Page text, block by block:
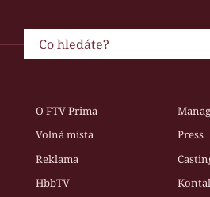
O FTV Prima
Volná místa
Press
Reklama
HbbTV